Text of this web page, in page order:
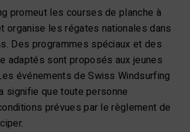
promeut les courses de planche à
organise les régates nationales dans
Des programmes spéciaux et des
adaptés sont proposés aux jeunes
événements de Swiss Windsurfing
signifie que toute personne
prévues par le règlement de